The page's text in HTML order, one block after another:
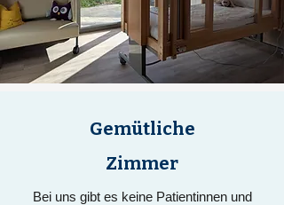
Gemütliche
Zimmer
Bei uns gibt es keine Patientinnen und